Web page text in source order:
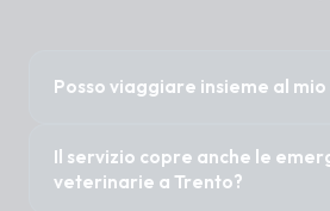
Posso viaggiare insieme al
possono accompagnare il
Il servizio copre anche le
veterinarie a Trento?